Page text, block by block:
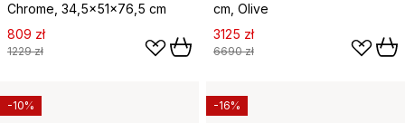
Chrome, 34,5x51x76,5 cm
809 zł
1229 zł
cm, Olive
3125 zł
6690 zł
-10% -16%